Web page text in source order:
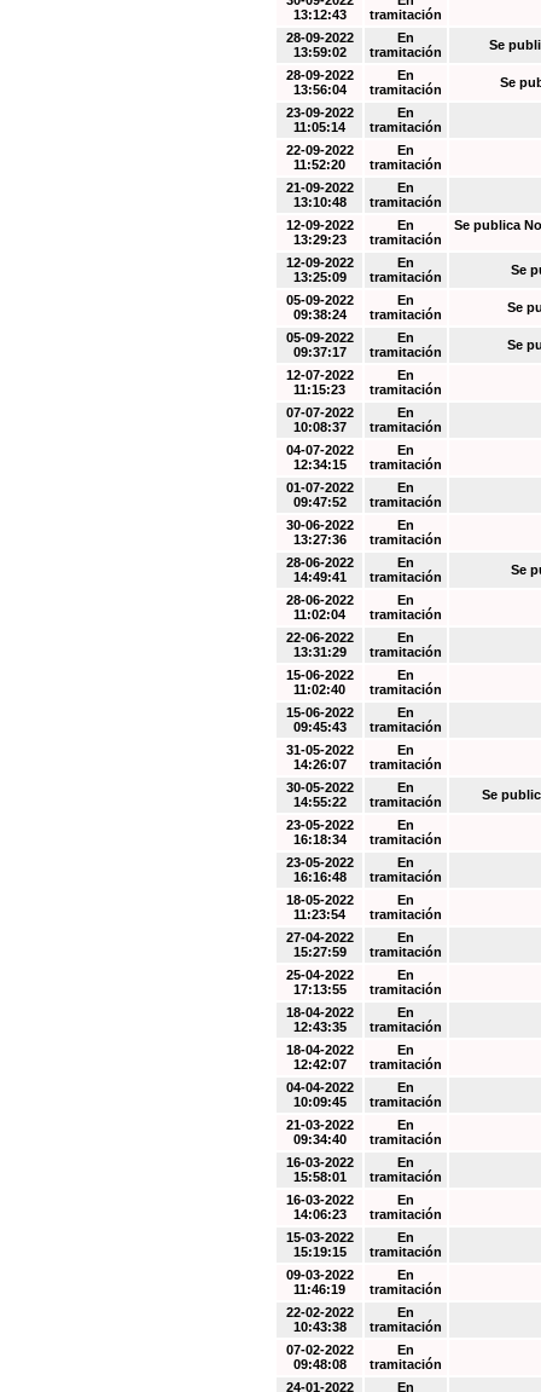
13:12:43
tramitación
28-09-2022
13:59:02
En
tramitación
Se
28-09-2022
13:56:04
En
tramitación
Se
23-09-2022
11:05:14
En
tramitación
22-09-2022
11:52:20
En
tramitación
21-09-2022
13:10:48
En
tramitación
12-09-2022
13:29:23
En
tramitación
Se publica
12-09-2022
13:25:09
En
tramitación
Se
05-09-2022
09:38:24
En
tramitación
Se
05-09-2022
09:37:17
En
tramitación
Se
12-07-2022
11:15:23
En
tramitación
07-07-2022
10:08:37
En
tramitación
04-07-2022
12:34:15
En
tramitación
01-07-2022
09:47:52
En
tramitación
30-06-2022
13:27:36
En
tramitación
28-06-2022
14:49:41
En
tramitación
Se
28-06-2022
11:02:04
En
tramitación
22-06-2022
13:31:29
En
tramitación
15-06-2022
11:02:40
En
tramitación
15-06-2022
09:45:43
En
tramitación
31-05-2022
14:26:07
En
tramitación
30-05-2022
14:55:22
En
tramitación
Se
23-05-2022
16:18:34
En
tramitación
23-05-2022
16:16:48
En
tramitación
18-05-2022
11:23:54
En
tramitación
27-04-2022
15:27:59
En
tramitación
25-04-2022
17:13:55
En
tramitación
18-04-2022
12:43:35
En
tramitación
18-04-2022
12:42:07
En
tramitación
04-04-2022
10:09:45
En
tramitación
21-03-2022
09:34:40
En
tramitación
16-03-2022
15:58:01
En
tramitación
16-03-2022
14:06:23
En
tramitación
15-03-2022
15:19:15
En
tramitación
09-03-2022
11:46:19
En
tramitación
22-02-2022
10:43:38
En
tramitación
07-02-2022
09:48:08
En
tramitación
24-01-2022
En